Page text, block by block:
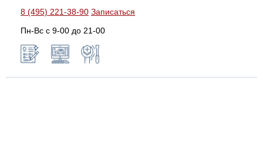
8 (495) 221-38-90 Записаться
Пн-Вс с 9-00 до 21-00